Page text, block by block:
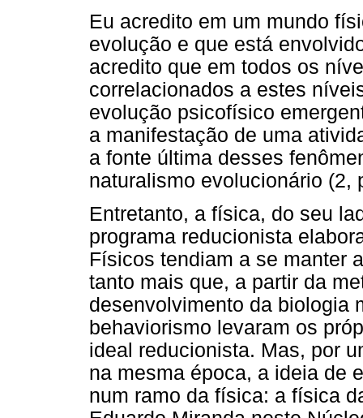
Eu acredito em um mundo
evolução e que está
acredito que em todos os
correlacionados a estes
evolução psicofísico
a manifestação de uma
a fonte última desses
naturalismo evolucionário (2,
Entretanto, a física, do seu
programa reducionista
Físicos tendiam a se manter
tanto mais que, a partir da
desenvolvimento da biologia
behaviorismo levaram os
ideal reducionista. Mas, por
na mesma época, a ideia de
num ramo da física: a física